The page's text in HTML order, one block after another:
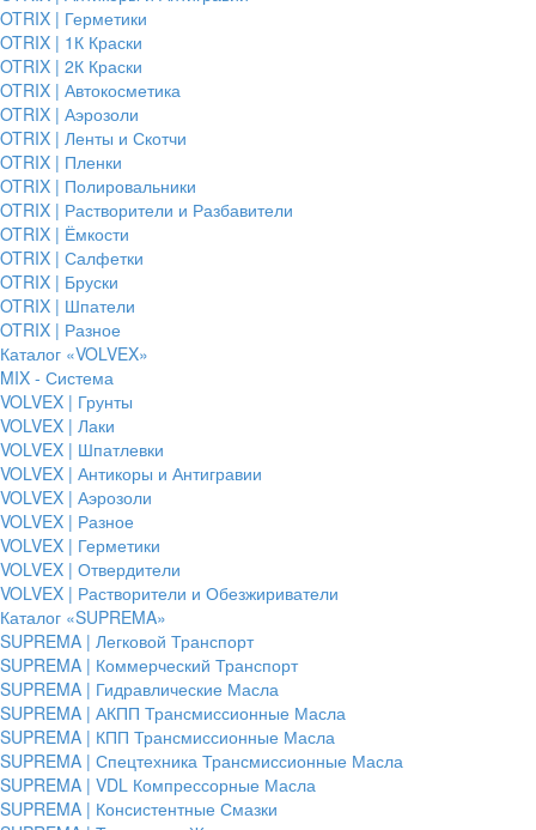
OTRIX | Герметики
OTRIX | 1К Краски
OTRIX | 2К Краски
OTRIX | Автокосметика
OTRIX | Аэрозоли
OTRIX | Ленты и Скотчи
OTRIX | Пленки
OTRIX | Полировальники
OTRIX | Растворители и Разбавители
OTRIX | Ёмкости
OTRIX | Салфетки
OTRIX | Бруски
OTRIX | Шпатели
OTRIX | Разное
Каталог «VOLVEX»
MIX - Система
VOLVEX | Грунты
VOLVEX | Лаки
VOLVEX | Шпатлевки
VOLVEX | Антикоры и Антигравии
VOLVEX | Аэрозоли
VOLVEX | Разное
VOLVEX | Герметики
VOLVEX | Отвердители
VOLVEX | Растворители и Обезжириватели
Каталог «SUPREMA»
SUPREMA | Легковой Транспорт
SUPREMA | Коммерческий Транспорт
SUPREMA | Гидравлические Масла
SUPREMA | АКПП Трансмиссионные Масла
SUPREMA | КПП Трансмиссионные Масла
SUPREMA | Спецтехника Трансмиссионные Масла
SUPREMA | VDL Компрессорные Масла
SUPREMA | Консистентные Смазки